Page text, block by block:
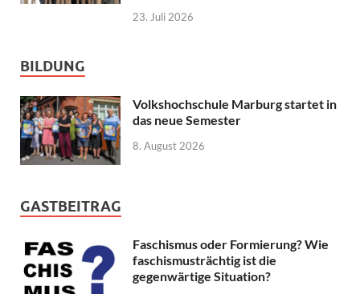
23. Juli 2026
BILDUNG
Volkshochschule Marburg startet in
das neue Semester
8. August 2026
GASTBEITRAG
Faschismus oder Formierung? Wie
faschismusträchtig ist die
gegenwärtige Situation?